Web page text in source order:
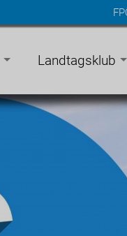
Landtagsklub